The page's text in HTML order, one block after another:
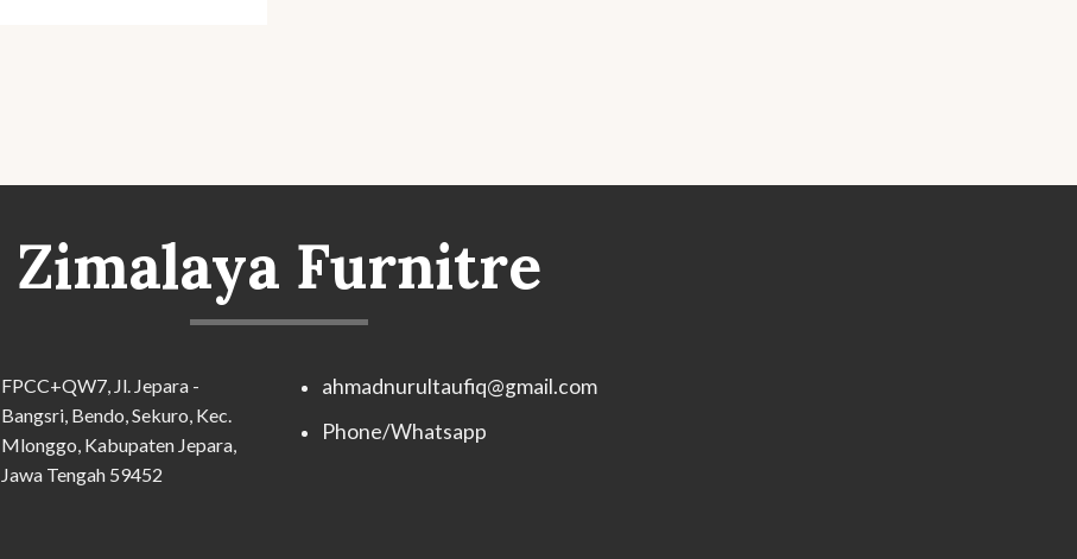
Zimalaya Furnitre
FPCC+QW7, Jl. Jepara -
Bangsri, Bendo, Sekuro, Kec.
Mlonggo, Kabupaten Jepara,
Jawa Tengah 59452
ahmadnurultaufiq@gmail.com
Phone/Whatsapp